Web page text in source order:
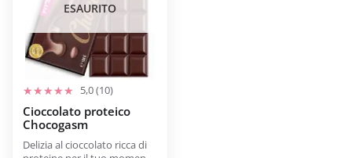
ESAURITO
5,0 (10)
Cioccolato proteico
Chocogasm
Delizia al cioccolato ricca di